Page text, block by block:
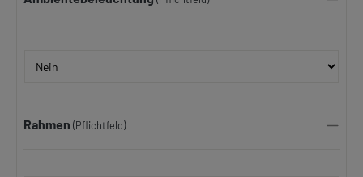
Rahmen (Pflichtfeld)